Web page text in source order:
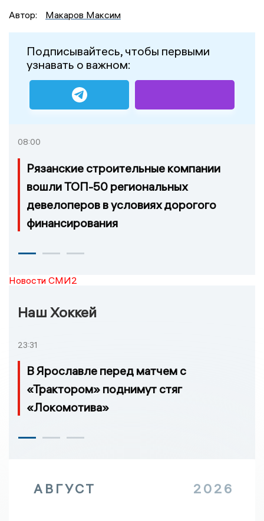
Автор:
Макаров Максим
Подписывайтесь, чтобы первыми
узнавать о важном:
08:00
Рязанские строительные компании
вошли ТОП-50 региональных
девелоперов в условиях дорогого
финансирования
Новости СМИ2
Наш Хоккей
23:31
В Ярославле перед матчем с
«Трактором» поднимут стяг
«Локомотива»
АВГУСТ 2026